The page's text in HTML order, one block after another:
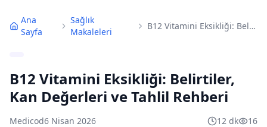
Ana
Sayfa
Sağlık
Makaleleri
B12 Vitamini Eksikliği: Belirtiler, Kan Değerleri ve Tahlil Rehberi
B12 Vitamini Eksikliği: Belirtiler,
Kan Değerleri ve Tahlil Rehberi
Medicod6 Nisan 2026 12 dk 16